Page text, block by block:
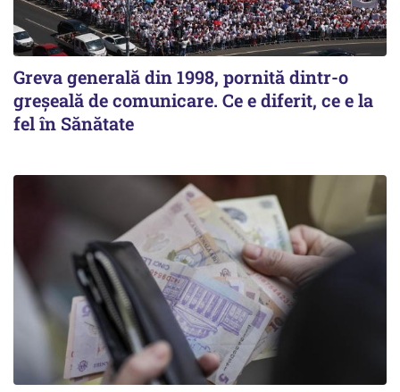
Greva generală din 1998, pornită dintr-o
greșeală de comunicare. Ce e diferit, ce e la
fel în Sănătate